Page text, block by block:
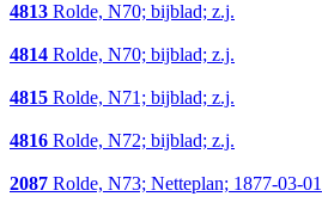
4813 Rolde, N70; bijblad; z.j.
4814 Rolde, N70; bijblad; z.j.
4815 Rolde, N71; bijblad; z.j.
4816 Rolde, N72; bijblad; z.j.
2087 Rolde, N73; Netteplan; 1877-03-01